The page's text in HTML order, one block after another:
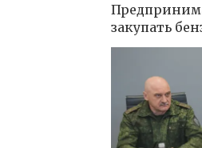
закупать